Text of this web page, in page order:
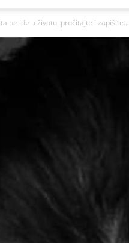
ne ide u životu, pročitajte i zapišite...